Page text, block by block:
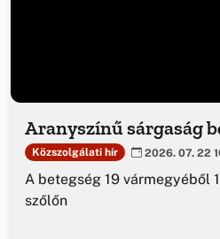
Aranyszínű sárgaság
Közszolgálati hír 2026. 07. 22
A betegség 19 vármegyéből
szőlőn